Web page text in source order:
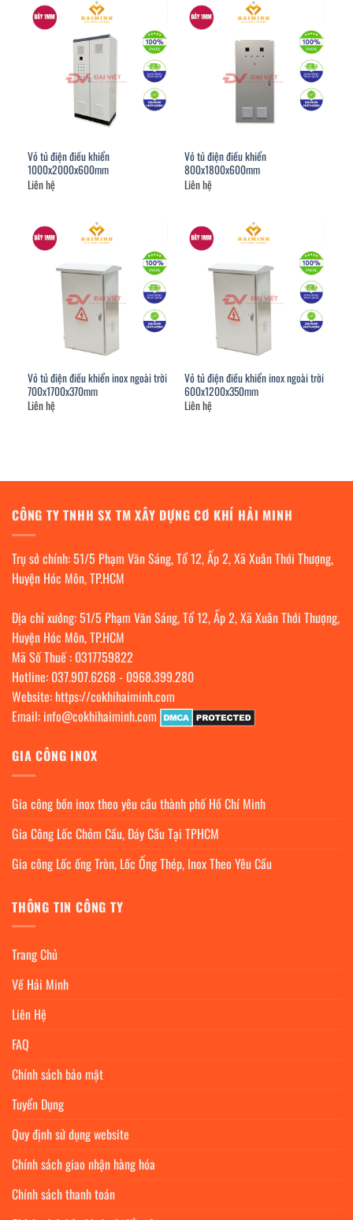
Vỏ tủ điện điều khiển
1000x2000x600mm
Liên hệ
Vỏ tủ điện điều khiển
800x1800x600mm
Liên hệ
Vỏ tủ điện điều khiển inox ngoài trời
700x1700x370mm
Liên hệ
Vỏ tủ điện điều khiển inox ngoài trời
600x1200x350mm
Liên hệ
CÔNG TY TNHH SX TM XÂY DỰNG CƠ KHÍ HẢI MINH
Trụ sở chính: 51/5 Phạm Văn Sáng, Tổ 12, Ấp 2, Xã Xuân Thới Thượng,
Huyện Hóc Môn, TP.HCM
Địa chỉ xưởng: 51/5 Phạm Văn Sáng, Tổ 12, Ấp 2, Xã Xuân Thới Thượng,
Huyện Hóc Môn, TP.HCM
Mã Số Thuế : 0317759822
Hotline: 037.907.6268- 0968.399.280
Website: https://cokhihaiminh.com
Email: info@cokhihaiminh.com
GIA CÔNG INOX
Gia công bồn inox theo yêu cầu thành phố Hồ Chí Minh
Gia Công Lốc Chỏm Cầu, Đáy Cầu Tại TPHCM
Gia công Lốc ống Tròn, Lốc Ống Thép, Inox Theo Yêu Cầu
THÔNG TIN CÔNG TY
Trang Chủ
Về Hải Minh
Liên Hệ
FAQ
Chính sách bảo mật
Tuyển Dụng
Quy định sử dụng website
Chính sách giao nhận hàng hóa
Chính sách thanh toán